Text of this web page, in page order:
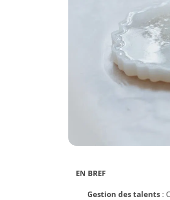
EN BREF
Gestion des talents: